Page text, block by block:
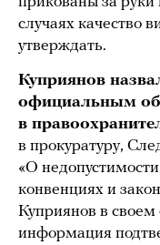
случаях качество
утверждать.
Куприянов
официальным
в
в прокуратуру,
«О
конвенциях и
Куприянов в
информация